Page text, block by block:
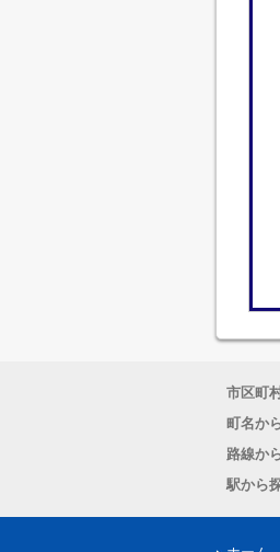
市区町
町名か
路線か
駅から